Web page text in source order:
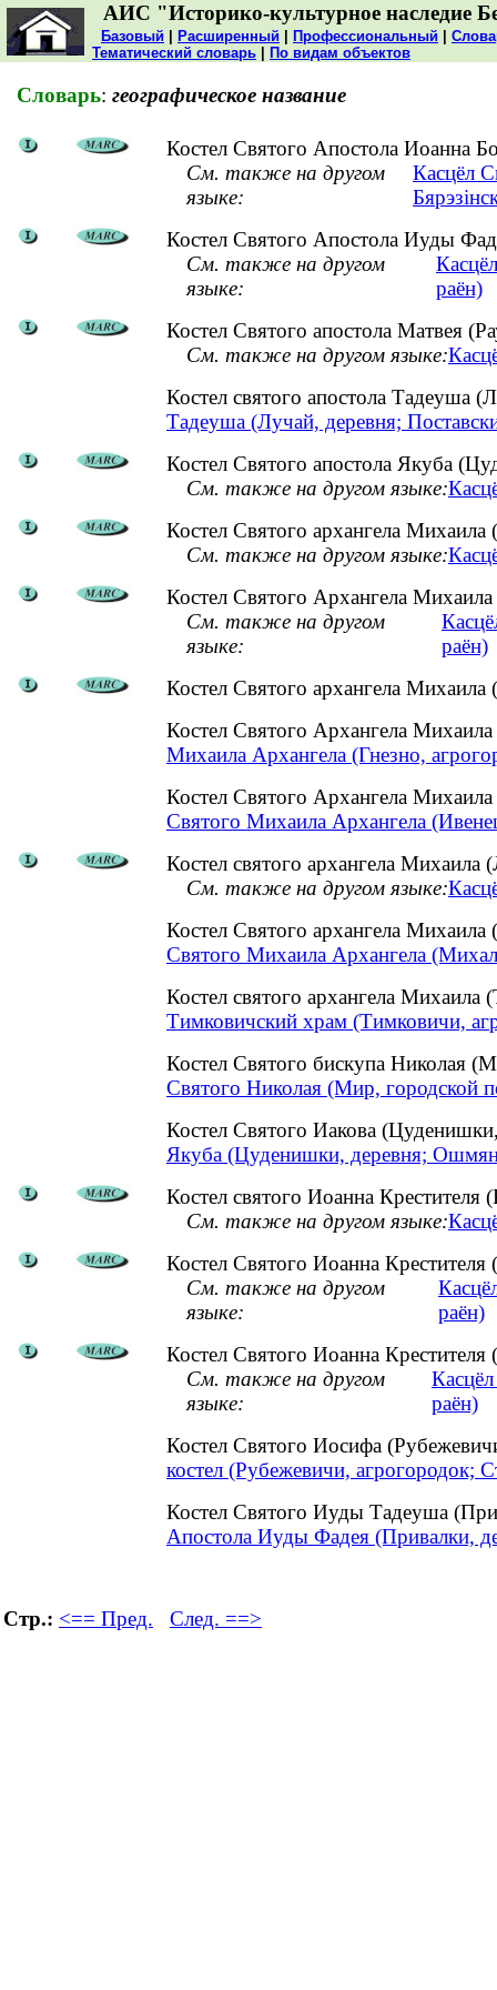
АИС "Историко-культурное наследие
Базовый Расширенный Профессиональный
Тематический словарь
По видам объектов
Словарь: географическое название
Костел Святого Апостола Иоанна
См. также на другом
языке:
Касцёл
Костел Святого Апостола Иуды
См. также на другом
языке:
раён)
Костел Святого апостола Матвея
См. также на другом языке:
Костел святого апостола
Тадеуша (Лучай, деревня;
Костел Святого апостола Якуба
См. также на другом языке:
Костел Святого архангела
См. также на другом языке:
Костел Святого Архангела
См. также на другом
языке:
раён)
Костел Святого архангела
Костел Святого Архангела
Михаила Архангела (Гнезно,
Костел Святого Архангела
Святого Михаила Архангела
Костел святого архангела Михаила
См. также на другом языке:
Костел Святого архангела
Святого Михаила Архангела
Костел святого архангела
Тимковичский храм (Тимковичи,
Костел Святого бискупа Николая
Святого Николая (Мир, городской
Костел Святого Иакова
Якуба (Цуденишки, деревня;
Костел святого Иоанна
См. также на другом языке:
Костел Святого Иоанна
См. также на другом
языке:
раён)
Костел Святого Иоанна
См. также на другом
языке:
раён)
Костел Святого Иосифа
костел (Рубежевичи, агрогородок;
Костел Святого Иуды Тадеуша
Апостола Иуды Фадея (Привалки,
Стр.: <== Пред. След. ==>